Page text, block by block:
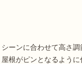
シーンに合わせて高さ調
屋根がピンとなるよう